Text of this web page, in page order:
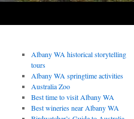
Albany WA historical storytelling
tours
Albany WA springtime activities
Australia Zoo
Best time to visit Albany WA
Best wineries near Albany WA